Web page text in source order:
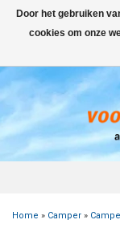
Menu
FIETSENDRAGER
DAKDRAGERS
FORD
AUTOHOES
WIELDOPPEN
CAMPER
WIELDOPPEN
ZOEKHULP
AANHANGWAGEN
ACCESSOIRES
ACCULADER
CARAVAN
Home » Camper »
Door het gebruiken
cookies om onze